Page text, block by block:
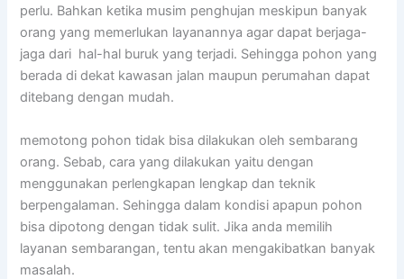
perlu. Bahkan ketika musim penghujan meskipun banyak
orang yang memerlukan layanannya agar dapat berjaga-
jaga dari hal-hal buruk yang terjadi. Sehingga pohon yang
berada di dekat kawasan jalan maupun perumahan dapat
ditebang dengan mudah.
memotong pohon tidak bisa dilakukan oleh sembarang
orang. Sebab, cara yang dilakukan yaitu dengan
menggunakan perlengkapan lengkap dan teknik
berpengalaman. Sehingga dalam kondisi apapun pohon
bisa dipotong dengan tidak sulit. Jika anda memilih
layanan sembarangan, tentu akan mengakibatkan banyak
masalah.